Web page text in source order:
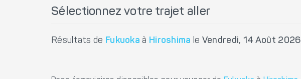
Sélectionnez votre trajet aller
Résultats de Fukuoka à Hiroshima le Vendredi, 14 Août 2026